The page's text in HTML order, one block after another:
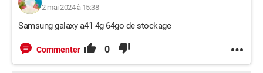
2 mai 2024 à 15:38
Samsung galaxy a41 4g 64go de stockage
Commenter 0